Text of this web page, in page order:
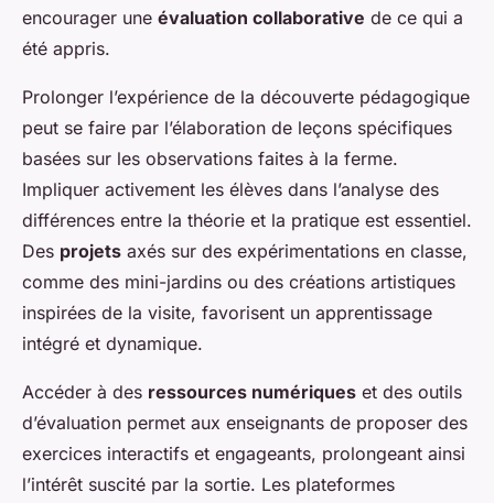
encourager une évaluation collaborative de ce qui a
été appris.
Prolonger l’expérience de la découverte pédagogique
peut se faire par l’élaboration de leçons spécifiques
basées sur les observations faites à la ferme.
Impliquer activement les élèves dans l’analyse des
différences entre la théorie et la pratique est essentiel.
Des projets axés sur des expérimentations en classe,
comme des mini-jardins ou des créations artistiques
inspirées de la visite, favorisent un apprentissage
intégré et dynamique.
Accéder à des ressources numériques et des outils
d’évaluation permet aux enseignants de proposer des
exercices interactifs et engageants, prolongeant ainsi
l’intérêt suscité par la sortie. Les plateformes